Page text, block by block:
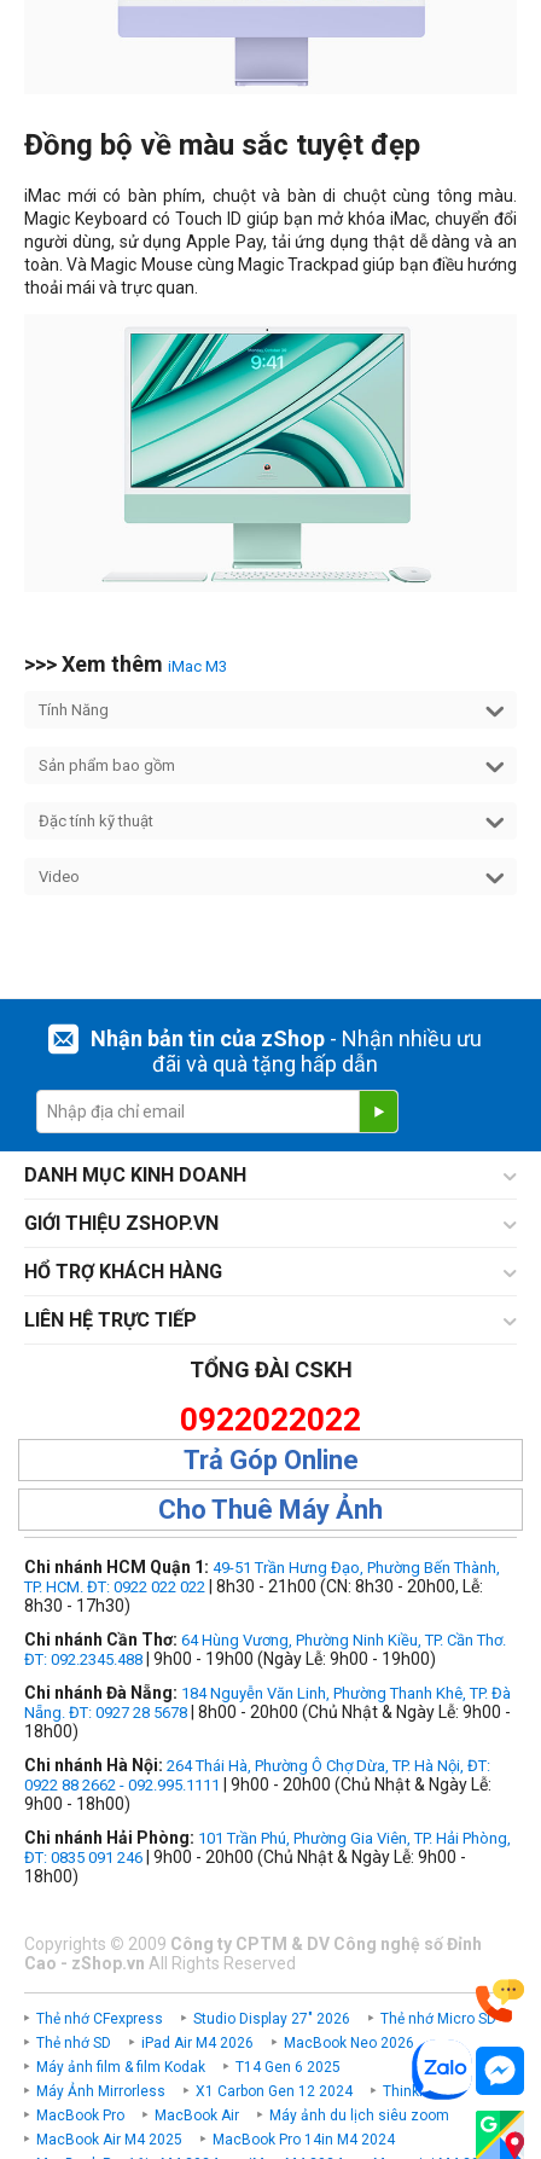
Đồng bộ về màu sắc tuyệt đẹp
iMac mới có bàn phím, chuột và bàn di chuột cùng tông màu.
Magic Keyboard có Touch ID giúp bạn mở khóa iMac, chuyển đổi
người dùng, sử dụng Apple Pay, tải ứng dụng thật dễ dàng và an
toàn. Và Magic Mouse cùng Magic Trackpad giúp bạn điều hướng
thoải mái và trực quan.
>>> Xem thêm iMac M3
Tính Năng
Sản phẩm bao gồm
Đặc tính kỹ thuật
Video
Nhận bản tin của zShop- Nhận nhiều ưu
đãi và quà tặng hấp dẫn
DANH MỤC KINH DOANH
GIỚI THIỆU ZSHOP.VN
HỔ TRỢ KHÁCH HÀNG
LIÊN HỆ TRỰC TIẾP
TỔNG ĐÀI CSKH
0922022022
Trả Góp Online
Cho Thuê Máy Ảnh
Chi nhánh HCM Quận 1: 49-51 Trần Hưng Đạo, Phường Bến Thành,
TP. HCM. ĐT: 0922 022 022 | 8h30 - 21h00 (CN: 8h30 - 20h00, Lễ:
8h30 - 17h30)
Chi nhánh Cần Thơ: 64 Hùng Vương, Phường Ninh Kiều, TP. Cần Thơ.
ĐT: 092.2345.488 | 9h00 - 19h00 (Ngày Lễ: 9h00 - 19h00)
Chi nhánh Đà Nẵng: 184 Nguyễn Văn Linh, Phường Thanh Khê, TP. Đà
Nẵng. ĐT: 0927 28 5678 | 8h00 - 20h00 (Chủ Nhật & Ngày Lễ: 9h00 -
18h00)
Chi nhánh Hà Nội: 264 Thái Hà, Phường Ô Chợ Dừa, TP. Hà Nội, ĐT:
0922 88 2662 - 092.995.1111
| 9h00 - 20h00 (Chủ Nhật & Ngày Lễ:
9h00 - 18h00)
Chi nhánh Hải Phòng: 101 Trần Phú, Phường Gia Viên, TP. Hải Phòng,
ĐT: 0835 091 246 | 9h00 - 20h00 (Chủ Nhật & Ngày Lễ: 9h00 -
18h00)
Copyrights © 2009 Công ty CPTM & DV Công nghệ số Đỉnh
Cao - zShop.vn All Rights Reserved
Thẻ nhớ CFexpress Studio Display 27" 2026
Thẻ nhớ Micro SD
Thẻ nhớ SD
iPad Air M4 2026
MacBook Neo 2026
Máy ảnh film & film Kodak
T14 Gen 6 2025
Máy Ảnh Mirrorless
X1 Carbon Gen 12 2024
ThinkPad P
MacBook Pro
MacBook Air
Máy ảnh du lịch siêu zoom
MacBook Air M4 2025
MacBook Pro 14in M4 2024